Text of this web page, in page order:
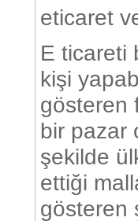
eticaret
E ticareti
kişi
gösteren
bir pazar
şekilde
ettiği
gösteren